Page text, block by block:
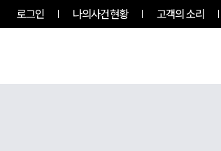
로그인 나의사건현황 고객의 소리